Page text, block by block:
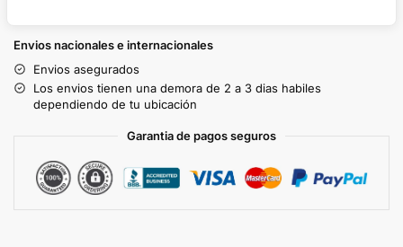
Envios nacionales e internacionales
Envios asegurados
Los envios tienen una demora de 2 a 3 dias habiles
dependiendo de tu ubicación
Garantia de pagos seguros